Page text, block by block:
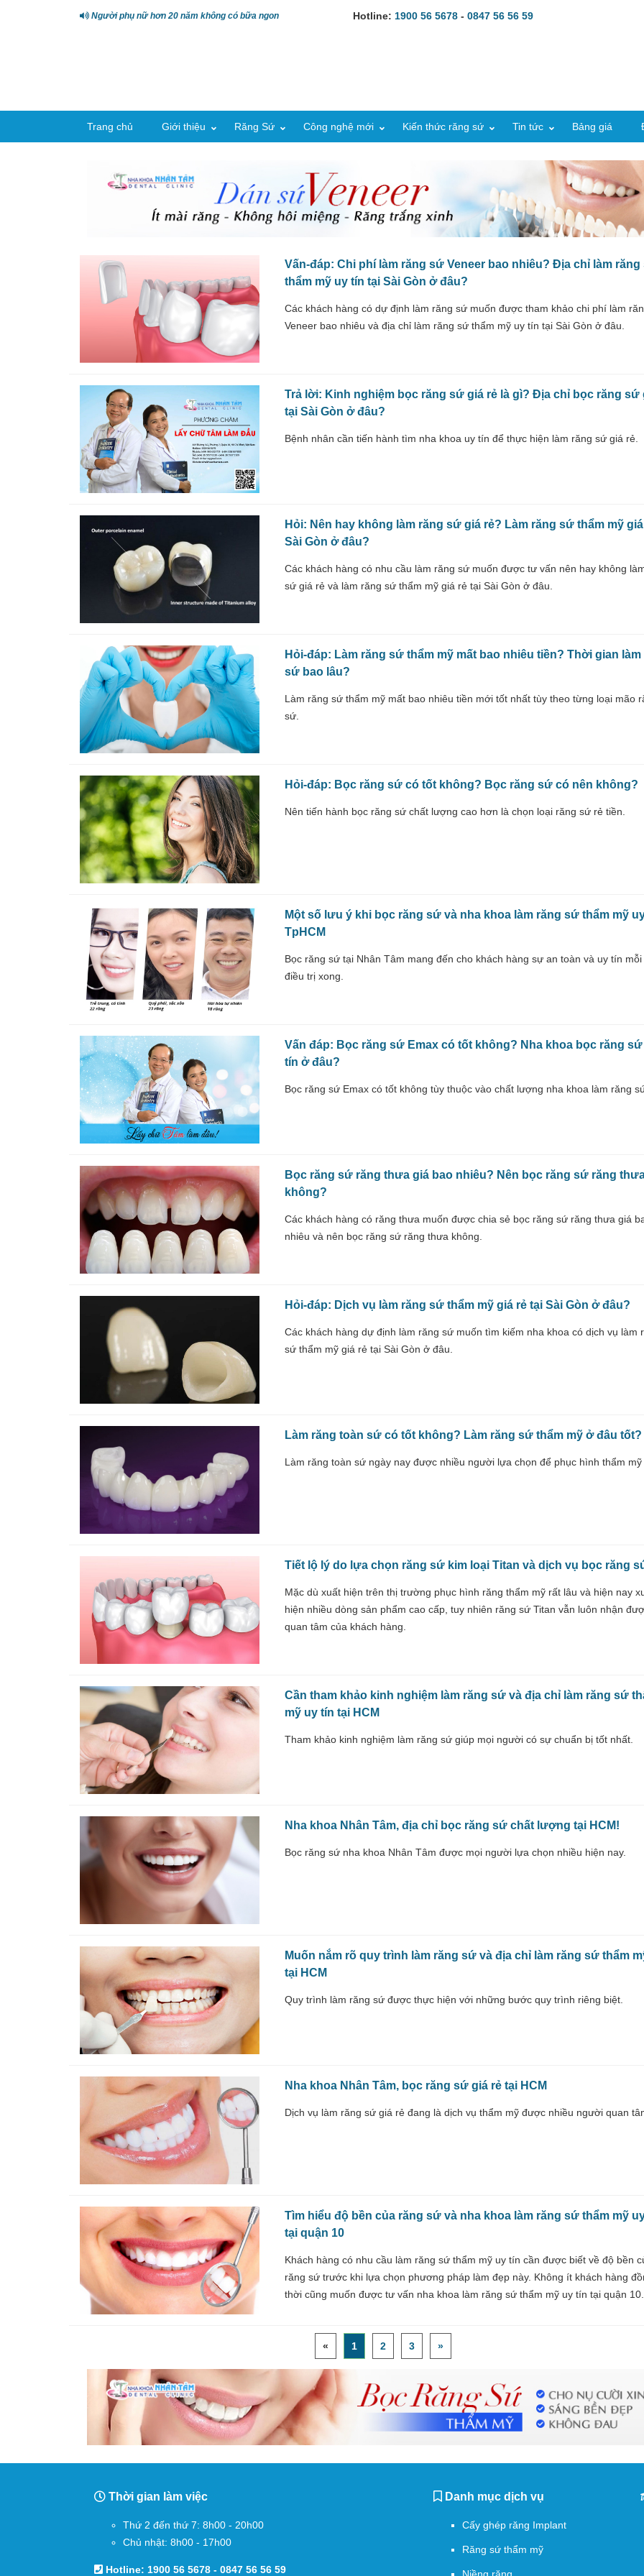
Người phụ nữ hơn 20 năm không có bữa ngon Hotline: 1900 56 5678 -0847 56 56 59
Trang chủ Giới thiệu Răng Sứ Công nghệ mới Kiến thức răng sứ Tin tức Bảng giá
Vấn-đáp: Chi phí làm răng sứ Veneer bao nhiêu? Địa chỉ làm
thẩm mỹ uy tín tại Sài Gòn ở đâu?
Các khách hàng có dự định làm răng sứ muốn được tham khảo chi phí làm
Veneer bao nhiêu và địa chỉ làm răng sứ thẩm mỹ uy tín tại Sài Gòn ở đâu.
Trả lời: Kinh nghiệm bọc răng sứ giá rẻ là gì? Địa chỉ bọc răng sứ
tại Sài Gòn ở đâu?
Bệnh nhân cần tiến hành tìm nha khoa uy tín để thực hiện làm răng sứ giá rẻ.
Hỏi: Nên hay không làm răng sứ giá rẻ? Làm răng sứ thẩm mỹ
Sài Gòn ở đâu?
Các khách hàng có nhu cầu làm răng sứ muốn được tư vấn nên hay không
sứ giá rẻ và làm răng sứ thẩm mỹ giá rẻ tại Sài Gòn ở đâu.
Hỏi-đáp: Làm răng sứ thẩm mỹ mất bao nhiêu tiền? Thời gian làm
sứ bao lâu?
Làm răng sứ thẩm mỹ mất bao nhiêu tiền mới tốt nhất tùy theo từng loại mão
sứ.
Hỏi-đáp: Bọc răng sứ có tốt không? Bọc răng sứ có nên không?
Nên tiến hành bọc răng sứ chất lượng cao hơn là chọn loại răng sứ rẻ tiền.
Một số lưu ý khi bọc răng sứ và nha khoa làm răng sứ thẩm mỹ
TpHCM
Bọc răng sứ tại Nhân Tâm mang đến cho khách hàng sự an toàn và uy tín mỗi
điều trị xong.
Vấn đáp: Bọc răng sứ Emax có tốt không? Nha khoa bọc răng
tín ở đâu?
Bọc răng sứ Emax có tốt không tùy thuộc vào chất lượng nha khoa làm răng
Bọc răng sứ răng thưa giá bao nhiêu? Nên bọc răng sứ răng
không?
Các khách hàng có răng thưa muốn được chia sẻ bọc răng sứ răng thưa giá
nhiêu và nên bọc răng sứ răng thưa không.
Hỏi-đáp: Dịch vụ làm răng sứ thẩm mỹ giá rẻ tại Sài Gòn ở đâu?
Các khách hàng dự định làm răng sứ muốn tìm kiếm nha khoa có dịch vụ làm
sứ thẩm mỹ giá rẻ tại Sài Gòn ở đâu.
Làm răng toàn sứ có tốt không? Làm răng sứ thẩm mỹ ở đâu tốt?
Làm răng toàn sứ ngày nay được nhiều người lựa chọn để phục hình thẩm
Tiết lộ lý do lựa chọn răng sứ kim loại Titan và dịch vụ bọc răng
Mặc dù xuất hiện trên thị trường phục hình răng thẩm mỹ rất lâu và hiện nay
hiện nhiều dòng sản phẩm cao cấp, tuy nhiên răng sứ Titan vẫn luôn nhận
quan tâm của khách hàng.
Cần tham khảo kinh nghiệm làm răng sứ và địa chỉ làm răng sứ
mỹ uy tín tại HCM
Tham khảo kinh nghiệm làm răng sứ giúp mọi người có sự chuẩn bị tốt nhất.
Nha khoa Nhân Tâm, địa chỉ bọc răng sứ chất lượng tại HCM!
Bọc răng sứ nha khoa Nhân Tâm được mọi người lựa chọn nhiều hiện nay.
Muốn nắm rõ quy trình làm răng sứ và địa chỉ làm răng sứ thẩm
tại HCM
Quy trình làm răng sứ được thực hiện với những bước quy trình riêng biệt.
Nha khoa Nhân Tâm, bọc răng sứ giá rẻ tại HCM
Dịch vụ làm răng sứ giá rẻ đang là dịch vụ thẩm mỹ được nhiều người quan
Tìm hiểu độ bền của răng sứ và nha khoa làm răng sứ thẩm mỹ
tại quận 10
Khách hàng có nhu cầu làm răng sứ thẩm mỹ uy tín cần được biết về độ bền
răng sứ trước khi lựa chọn phương pháp làm đẹp này. Không ít khách hàng
thời cũng muốn được tư vấn nha khoa làm răng sứ thẩm mỹ uy tín tại quận 10.
« 1 2 3 »
Thời gian làm việc
Thứ 2 đến thứ 7: 8h00 - 20h00
Chủ nhật: 8h00 - 17h00
Hotline: 1900 56 5678 - 0847 56 56 59
Danh mục dịch vụ
Cấy ghép răng Implant
Răng sứ thẩm mỹ